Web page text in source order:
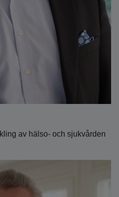
av hälso- och sjukvården